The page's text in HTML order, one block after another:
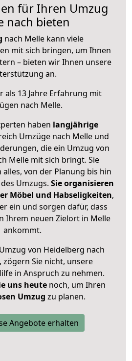
für Ihren Umzug
nach bieten
nach Melle kann viele
mit sich bringen, um Ihnen
– bieten wir Ihnen unsere
an.
als 13 Jahre Erfahrung mit
nach Melle.
haben langjährige
Umzüge nach Melle und
die ein Umzug von
Melle mit sich bringt. Sie
von der Planung bis hin
Umzugs. Sie organisieren
Möbel und Habseligkeiten,
ein und sorgen dafür, dass
Ihrem neuen Zielort in Melle
ankommt.
von Heidelberg nach
zögern Sie nicht, unsere
in Anspruch zu nehmen.
uns heutenoch, um Ihren
Umzug zu planen.
Angebote erhalten